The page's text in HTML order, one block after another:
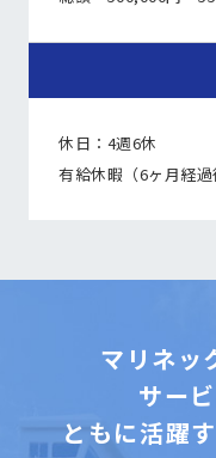
休日：4週6休
有給休暇（6ヶ月経
マリネッ
サー
ともに活躍